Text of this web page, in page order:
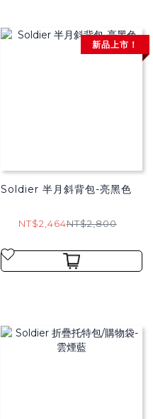
新品上市！
Soldier 半月斜背包-亮黑色
NT$2,464NT$2,800